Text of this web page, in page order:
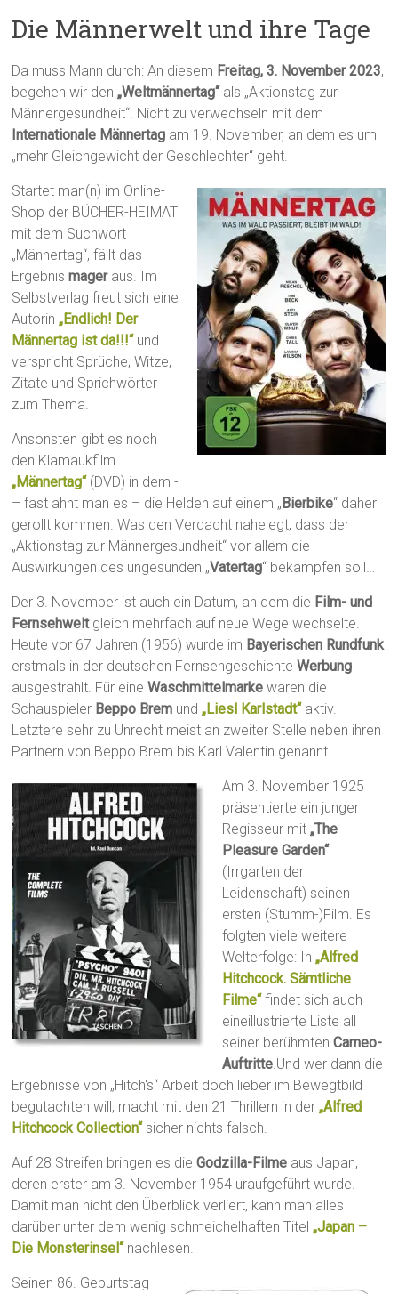
Die Männerwelt und ihre Tage
Da muss Mann durch: An diesem Freitag, 3. November 2023,
begehen wir den„Weltmännertag“als „Aktionstag zur
Männergesundheit“. Nicht zu verwechseln mit dem
Internationale Männertag am 19. November, an dem es um
„mehr Gleichgewicht der Geschlechter“ geht.
Startet man(n) im Online-
Shop der BÜCHER-HEIMAT
mit dem Suchwort
„Männertag“, fällt das
Ergebnismageraus. Im
Selbstverlag freut sich eine
Autorin„Endlich! Der
Männertag ist da!!!“und
verspricht Sprüche, Witze,
Zitate und Sprichwörter
zum Thema.
Ansonsten gibt es noch
den Klamaukfilm
„Männertag“(DVD) in dem ­
– fast ahnt man es – die Helden auf einem „Bierbike“ daher
gerollt kommen. Was den Verdacht nahelegt, dass der
„Aktionstag zur Männergesundheit“ vor allem die
Auswirkungen des ungesunden „Vatertag“ bekämpfen soll…
Der 3. November ist auch ein Datum, an dem die Film- und
Fernsehweltgleich mehrfach auf neue Wege wechselte.
Heute vor 67 Jahren (1956) wurde im Bayerischen Rundfunk
erstmals in der deutschen FernsehgeschichteWerbung
ausgestrahlt. Für eineWaschmittelmarke waren die
Schauspieler Beppo Brem und„Liesl Karlstadt“aktiv.
Letztere sehr zu Unrecht meist an zweiter Stelle neben ihren
Partnern von Beppo Brem bis Karl Valentin genannt.
Am 3. November 1925
präsentierte ein junger
Regisseur mit„The
Pleasure Garden“
(Irrgarten der
Leidenschaft) seinen
ersten (Stumm-)Film. Es
folgten viele weitere
Welterfolge: In„Alfred
Hitchcock. Sämtliche
Filme“ findet sich auch
eineillustrierte Liste all
seiner berühmtenCameo-
Auftritte.Und wer dann die
Ergebnisse von „Hitch‘s“ Arbeit doch lieber im Bewegtbild
begutachten will, macht mit den 21 Thrillern in der„Alfred
Hitchcock Collection“sicher nichts falsch.
Auf 28 Streifen bringen es dieGodzilla-Filme aus Japan,
deren erster am 3. November 1954 uraufgeführt wurde.
Damit man nicht den Überblick verliert, kann man alles
darüber unter dem wenig schmeichelhaften Titel„Japan –
Die Monsterinsel“nachlesen.
Seinen 86. Geburtstag